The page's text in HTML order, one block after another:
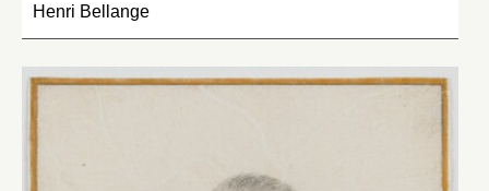
Henri Bellange